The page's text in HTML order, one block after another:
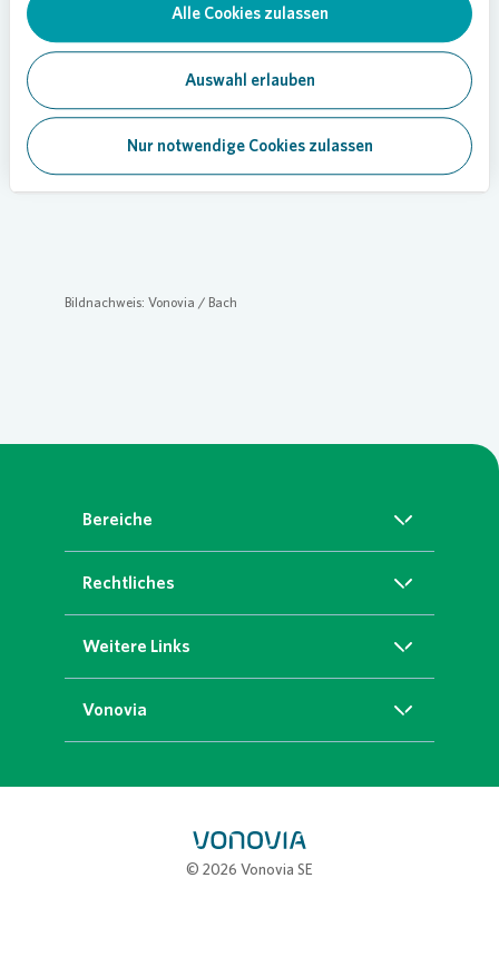
Alle Cookies zulassen
Auswahl erlauben
Nur notwendige Cookies zulassen
Loading...
Bildunterschrift: Eine ganze Woche lernen die
Artisten das Zirkushandwerk.
Bildnachweis: Vonovia / Bach
Bereiche
Über Uns
Presse
Rechtliches
Datenschutz
Weitere Links
Kontakt
Vonovia
© 2026 Vonovia SE